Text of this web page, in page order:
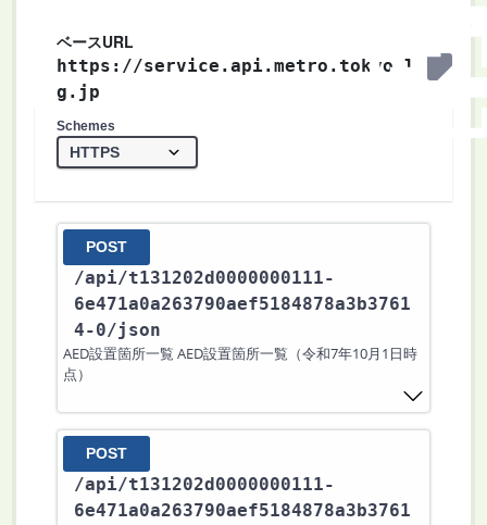
ベースURL
https://service.api.metro.tokyo.l
g.jp
Schemes
POST
/api/t131202d0000000111-
6e471a0a263790aef5184878a3b3761
4-0/json
AED設置箇所一覧 AED設置箇所一覧（令和7年10月1日時
点）
POST
/api/t131202d0000000111-
6e471a0a263790aef5184878a3b3761